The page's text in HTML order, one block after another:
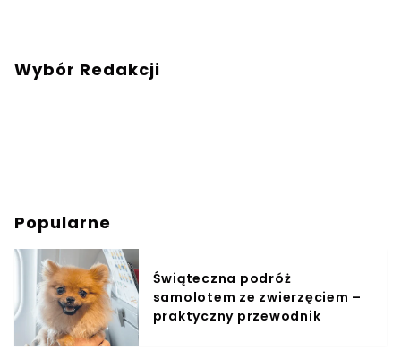
Wybór Redakcji
Popularne
Świąteczna podróż
samolotem ze zwierzęciem –
praktyczny przewodnik